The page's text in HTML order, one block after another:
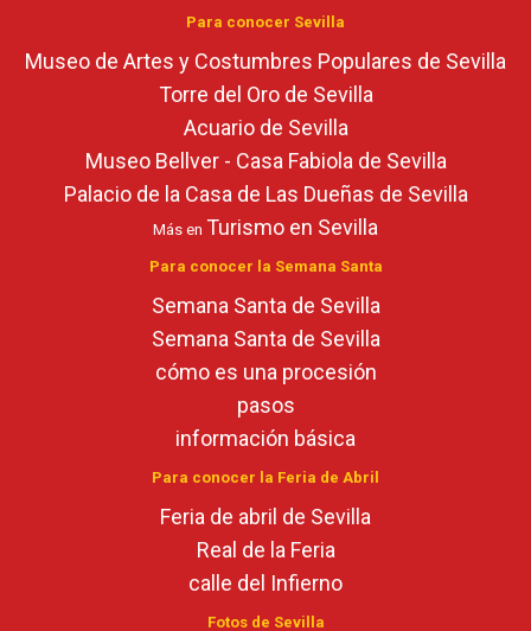
Para conocer Sevilla
Museo de Artes y Costumbres Populares de Sevilla
Torre del Oro de Sevilla
Acuario de Sevilla
Museo Bellver - Casa Fabiola de Sevilla
Palacio de la Casa de Las Dueñas de Sevilla
Más en Turismo en Sevilla
Para conocer la Semana Santa
Semana Santa de Sevilla
Semana Santa de Sevilla
cómo es una procesión
pasos
información básica
Para conocer la Feria de Abril
Feria de abril de Sevilla
Real de la Feria
calle del Infierno
Fotos de Sevilla